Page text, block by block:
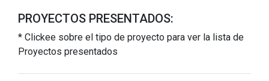
PROYECTOS PRESENTADOS:
* Clickee sobre el tipo de proyecto para ver la lista de
Proyectos presentados